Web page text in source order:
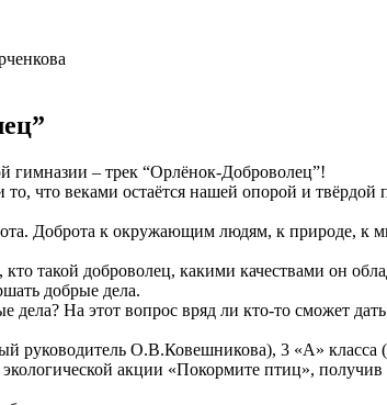
гимназии – трек “Орлёнок-Доброволец”!
то, что веками остаётся нашей опорой и
Доброта к окружающим людям, к природе, к
кто такой доброволец, какими качествами он
добрые дела.
На этот вопрос вряд ли кто-то сможет
руководитель О.В.Ковешникова), 3 «А»
акции «Покормите птиц»,